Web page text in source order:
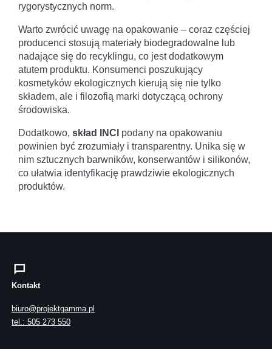
rygorystycznych norm.
Warto zwrócić uwagę na opakowanie – coraz częściej
producenci stosują materiały biodegradowalne lub
nadające się do recyklingu, co jest dodatkowym
atutem produktu. Konsumenci poszukujący
kosmetyków ekologicznych kierują się nie tylko
składem, ale i filozofią marki dotyczącą ochrony
środowiska.
Dodatkowo, skład INCI podany na opakowaniu
powinien być zrozumiały i transparentny. Unika się w
nim sztucznych barwników, konserwantów i silikonów,
co ułatwia identyfikację prawdziwie ekologicznych
produktów.
Kontakt
biuro@projektgamma.pl
tel.: 505 273 550